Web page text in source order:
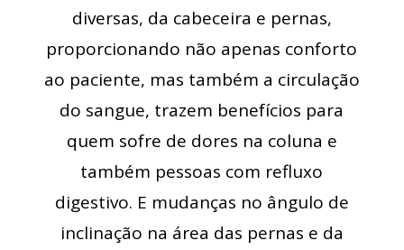
diversas, da cabeceira e pernas,
proporcionando não apenas conforto
ao paciente, mas também a circulação
do sangue, trazem benefícios para
quem sofre de dores na coluna e
também pessoas com refluxo
digestivo. E mudanças no ângulo de
inclinação na área das pernas e da